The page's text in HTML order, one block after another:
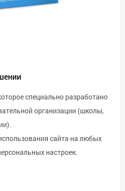
специально разработано
организации (школы,
сайта на любых
настроек.